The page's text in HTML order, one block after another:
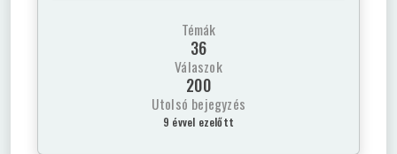
Témák
36
Válaszok
200
Utolsó bejegyzés
9 évvel ezelőtt